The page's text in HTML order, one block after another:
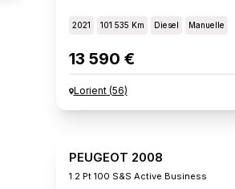
2021 101 535 Km Diesel Manuelle
13 590 €
Lorient(56)
PEUGEOT 2008
1.2 Pt 100 S&s Active Business